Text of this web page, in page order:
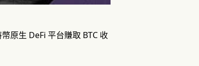
原生 DeFi 平台賺取 BTC 收